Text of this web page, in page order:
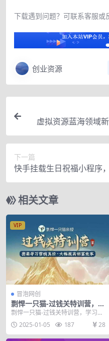
下载遇到问题？可联系客服或
创业资源
虚拟资源蓝海领域
下一篇
快手挂载生日祝福小程序
松上手【揭秘】
相关文章
VIP
冒泡网创
剽悍一只猫-过钱关特训营，学
习营销真经 大幅度提高创富效
率
剽悍一只猫-过钱关特训营，学习营
销真经 大幅度提高创富效率 课程内
容： 创富智慧...
2025-01-05 187 28